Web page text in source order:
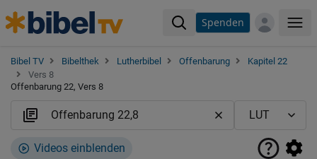
Spenden
Bibel TV Bibelthek Lutherbibel Offenbarung
Kapitel 22
Vers 8
Offenbarung 22, Vers 8
Videos einblenden